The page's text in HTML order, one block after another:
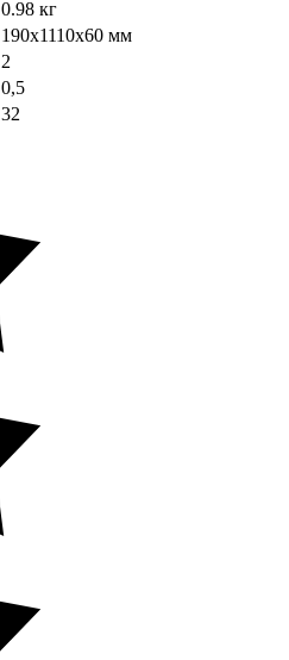
0.98 кг
190х1110х60 мм
2
0,5
32